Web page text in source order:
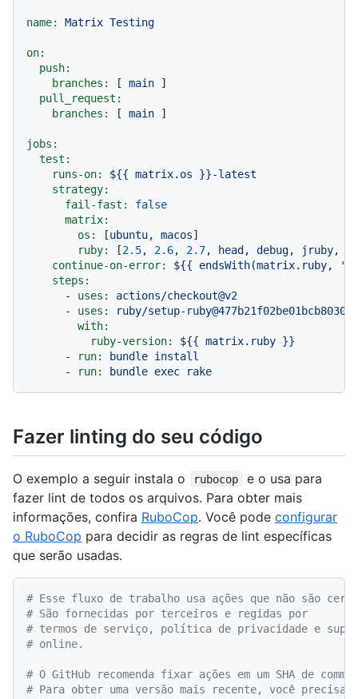
name: Matrix Testing
on:
push:
branches:
[ main ]
pull_request:
branches:
[ main ]
jobs:
test:
runs-on:
${{ matrix.os
}}-latest
strategy:
fail-fast:
false
matrix:
os:
[ubuntu, macos]
ruby:
[2.5, 2.6, 2.7, head , debug, jruby,
continue-on-error:
${{ endsWith(matrix.ruby,
steps:
-
uses:
actions/checkout@v2
-
uses:
ruby/setup-
with:
ruby-version:
${{ matrix.ruby }}
-
run: bundle install
-
run: bundle exec rake
Fazer linting do seu código
O exemplo a seguir instala o rubocop
e o usa para
fazer lint de todos os arquivos. Para obter mais
informações, confira RuboCop. Você pode configurar
o RuboCop para decidir as regras de lint específicas
que serão usadas.
# Esse fluxo de trabalho usa ações que não são
# São fornecidas por terceiros e regidas por
# termos de serviço, política de privacidade e
# online.
# O GitHub recomenda fixar ações em um SHA de
# Para obter uma versão mais recente, você